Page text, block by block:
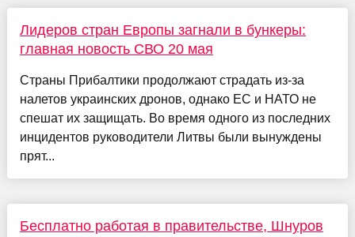
Лидеров стран Европы загнали в бункеры:
главная новость СВО 20 мая
Страны Прибалтики продолжают страдать из-за
налетов украинских дронов, однако ЕС и НАТО не
спешат их защищать. Во время одного из последних
инцидентов руководители Литвы были вынуждены
прят...
Бесплатно работая в правительстве, Шнуров